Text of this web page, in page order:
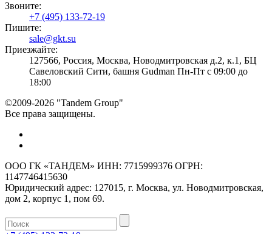
Звоните:
+7 (495) 133-72-19
Пишите:
sale@gkt.su
Приезжайте:
127566, Россия, Москва, Новодмитровская д.2, к.1, БЦ
Савеловский Сити, башня Gudman Пн-Пт с 09:00 до
18:00
©2009-2026 "Tandem Group"
Все права защищены.
ООО ГК «ТАНДЕМ» ИНН: 7715999376 ОГРН:
1147746415630
Юридический адрес: 127015, г. Москва, ул. Новодмитровская,
дом 2, корпус 1, пом 69.